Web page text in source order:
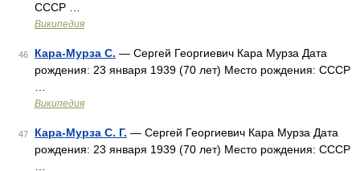
СССР …
Википедия
46 Кара-Мурза С. — Сергей Георгиевич Кара Мурза Дата
рождения: 23 января 1939 (70 лет) Место рождения: СССР
Википедия
47 Кара-Мурза С. Г. — Сергей Георгиевич Кара Мурза Дата
рождения: 23 января 1939 (70 лет) Место рождения: СССР